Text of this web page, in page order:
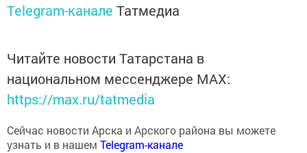
Telegram-канале Татмедиа
Читайте новости Татарстана в
национальном мессенджере MАХ:
https://max.ru/tatmedia
Сейчас новости Арска и Арского района вы можете
узнать и в нашем Telegram-канале